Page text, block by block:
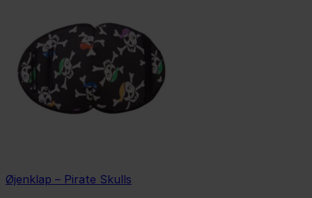
Øjenklap – Pirate Skulls